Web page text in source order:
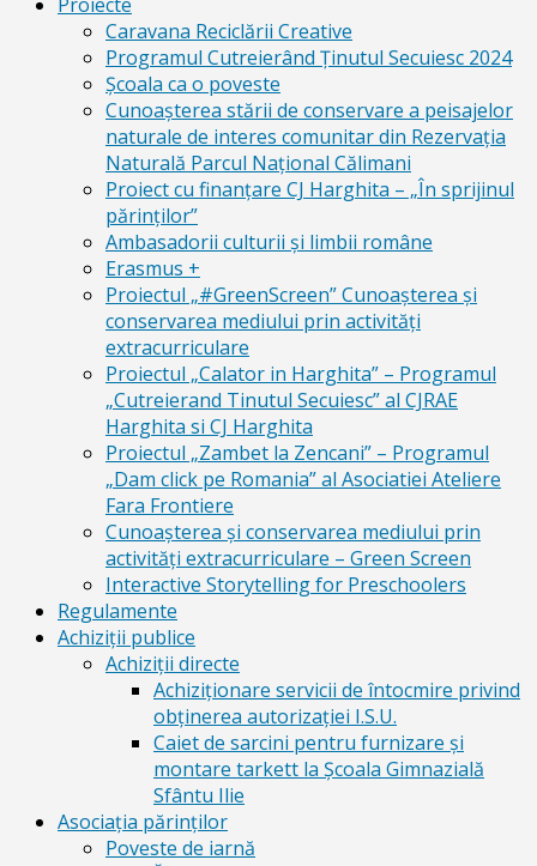
Caravana Reciclării Creative
Programul Cutreierând Ținutul Secuiesc 2024
Școala ca o poveste
Cunoaşterea stării de conservare a peisajelor
naturale de interes comunitar din Rezervaţia
Naturală Parcul Naţional Călimani
Proiect cu finanţare CJ Harghita – „În sprijinul
părinţilor”
Ambasadorii culturii și limbii române
Erasmus +
Proiectul „#GreenScreen” Cunoașterea şi
conservarea mediului prin activităţi
extracurriculare
Proiectul „Calator in Harghita” – Programul
„Cutreierand Tinutul Secuiesc” al CJRAE
Harghita si CJ Harghita
Proiectul „Zambet la Zencani” – Programul
„Dam click pe Romania” al Asociatiei Ateliere
Fara Frontiere
Cunoașterea și conservarea mediului prin
activități extracurriculare – Green Screen
Interactive Storytelling for Preschoolers
Regulamente
Achiziții publice
Achiziții directe
Achiziționare servicii de întocmire privind
obținerea autorizației I.S.U.
Caiet de sarcini pentru furnizare și
montare tarkett la Școala Gimnazială
Sfântu Ilie
Asociația părinților
Poveste de iarnă